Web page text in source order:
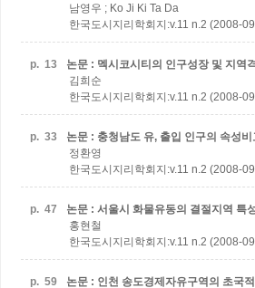
남영우 ; Ko Ji Ki Ta Da
한국도시지리학회지:v.11 n.2 (2008-
p. 13
논문 : 멕시코시티의 인구성장 및 지역
김희순
한국도시지리학회지:v.11 n.2 (2008-
p. 33
논문 : 충청남도 유, 출입 인구의 속성비
정환영
한국도시지리학회지:v.11 n.2 (2008-
p. 47
논문 : 서울시 화물유동의 결절지역 특
홍현철
한국도시지리학회지:v.11 n.2 (2008-
p. 59
논문 : 인천 송도경제자유구역의 초국